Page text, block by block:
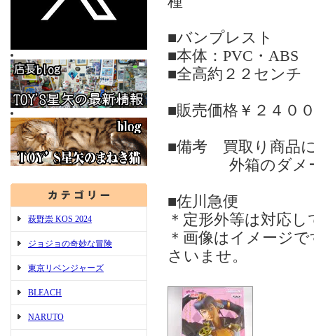
萩野崇 KOS 2024
ジョジョの奇妙な冒険
東京リベンジャーズ
BLEACH
NARUTO
■バンプレスト
■本体：PVC・ABS
■全高約２２センチ
■販売価格￥２４０
■備考 買取り商品
外箱のダメージ
■佐川急便
＊定形外等は対応
＊画像はイメージ
さいませ。